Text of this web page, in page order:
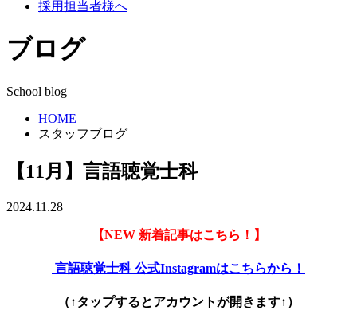
採用担当者様へ
ブログ
School blog
HOME
スタッフブログ
【11月】言語聴覚士科
2024.11.28
【NEW 新着記事はこちら！】
言語聴覚士科 公式Instagramはこちらから！
（↑タップするとアカウントが開きます↑）